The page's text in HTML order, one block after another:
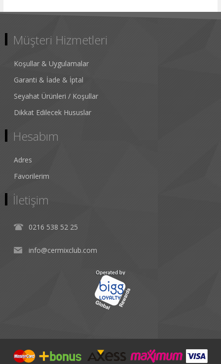
Müşteri Hizmetleri
Koşullar & Uygulamalar
Garanti & İade & İptal
Seyahat Ürünleri / Koşullar
Dikkat Edilecek Hususlar
Hesabım
Adres
Favorilerim
İletişim
0216 538 52 25
info@cermixclub.com